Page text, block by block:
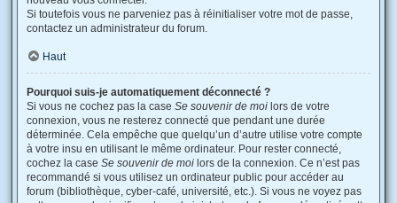
Si toutefois vous ne parveniez pas à réinitialiser votre mot de passe,
contactez un administrateur du forum.
Haut
Pourquoi suis-je automatiquement déconnecté ?
Si vous ne cochez pas la case Se souvenir de moi lors de votre
connexion, vous ne resterez connecté que pendant une durée
déterminée. Cela empêche que quelqu’un d’autre utilise votre compte
à votre insu en utilisant le même ordinateur. Pour rester connecté,
cochez la case Se souvenir de moi lors de la connexion. Ce n’est pas
recommandé si vous utilisez un ordinateur public pour accéder au
forum (bibliothèque, cyber-café, université, etc.). Si vous ne voyez pas